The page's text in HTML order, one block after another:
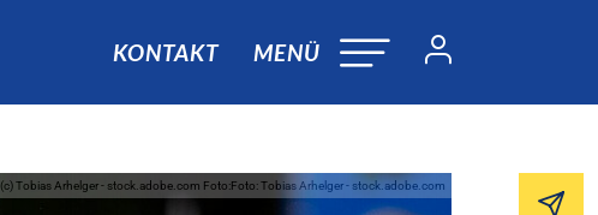
KONTAKT MENÜ
(c) Tobias Arhelger - stock.adobe.com Foto:Foto: Tobias Arhelger - stock.adobe.com